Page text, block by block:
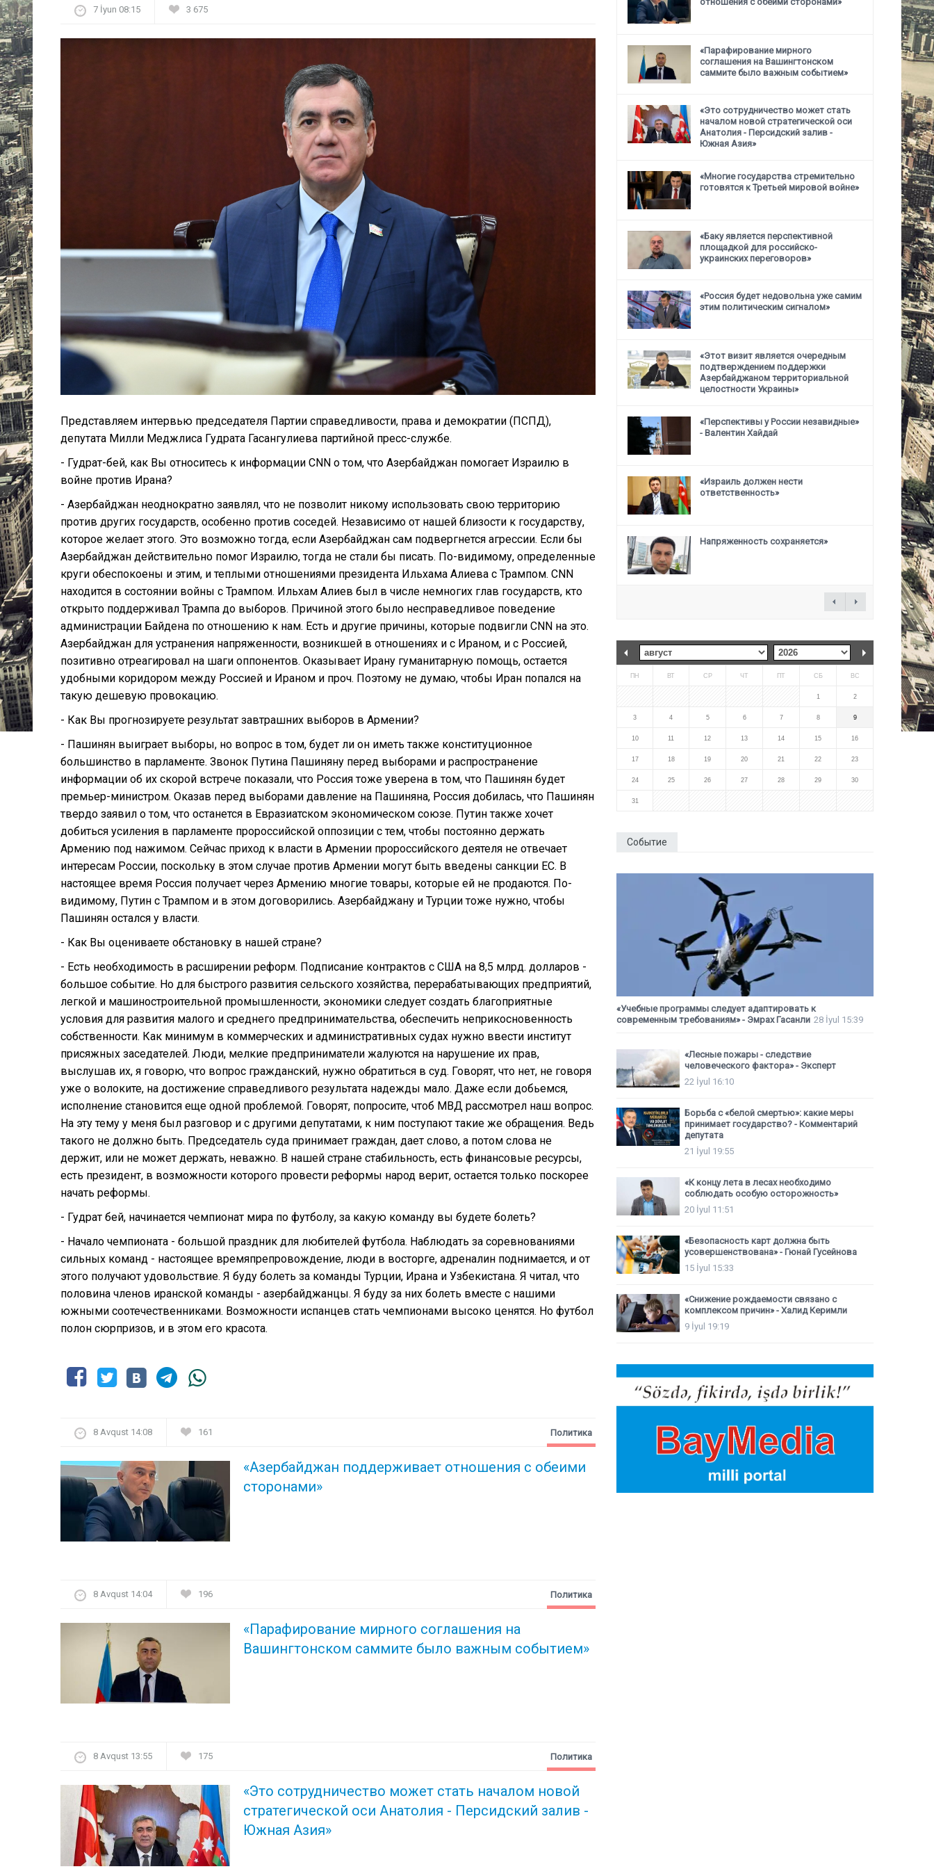
7 İyun 08:15 3 675
Представляем интервью председателя Партии справедливости, права и демократии (ПСПД),
депутата Милли Меджлиса Гудрата Гасангулиева партийной пресс-службе.
- Гудрат-бей, как Вы относитесь к информации CNN о том, что Азербайджан помогает Израилю в
войне против Ирана?
- Азербайджан неоднократно заявлял, что не позволит никому использовать свою территорию
против других государств, особенно против соседей. Независимо от нашей близости к государству,
которое желает этого. Это возможно тогда, если Азербайджан сам подвергнется агрессии. Если бы
Азербайджан действительно помог Израилю, тогда не стали бы писать. По-видимому, определенные
круги обеспокоены и этим, и теплыми отношениями президента Ильхама Алиева с Трампом. CNN
находится в состоянии войны с Трампом. Ильхам Алиев был в числе немногих глав государств, кто
открыто поддерживал Трампа до выборов. Причиной этого было несправедливое поведение
администрации Байдена по отношению к нам. Есть и другие причины, которые подвигли CNN на это.
Азербайджан для устранения напряженности, возникшей в отношениях и с Ираном, и с Россией,
позитивно отреагировал на шаги оппонентов. Оказывает Ирану гуманитарную помощь, остается
удобными коридором между Россией и Ираном и проч. Поэтому не думаю, чтобы Иран попался на
такую дешевую провокацию.
- Как Вы прогнозируете результат завтрашних выборов в Армении?
- Пашинян выиграет выборы, но вопрос в том, будет ли он иметь также конституционное
большинство в парламенте. Звонок Путина Пашиняну перед выборами и распространение
информации об их скорой встрече показали, что Россия тоже уверена в том, что Пашинян будет
премьер-министром. Оказав перед выборами давление на Пашиняна, Россия добилась, что Пашинян
твердо заявил о том, что останется в Евразиатском экономическом союзе. Путин также хочет
добиться усиления в парламенте пророссийской оппозиции с тем, чтобы постоянно держать
Армению под нажимом. Сейчас приход к власти в Армении пророссийского деятеля не отвечает
интересам России, поскольку в этом случае против Армении могут быть введены санкции ЕС. В
настоящее время Россия получает через Армению многие товары, которые ей не продаются. По-
видимому, Путин с Трампом и в этом договорились. Азербайджану и Турции тоже нужно, чтобы
Пашинян остался у власти.
- Как Вы оцениваете обстановку в нашей стране?
- Есть необходимость в расширении реформ. Подписание контрактов с США на 8,5 млрд. долларов -
большое событие. Но для быстрого развития сельского хозяйства, перерабатывающих предприятий,
легкой и машиностроительной промышленности, экономики следует создать благоприятные
условия для развития малого и среднего предпринимательства, обеспечить неприкосновенность
собственности. Как минимум в коммерческих и административных судах нужно ввести институт
присяжных заседателей. Люди, мелкие предприниматели жалуются на нарушение их прав,
выслушав их, я говорю, что вопрос гражданский, нужно обратиться в суд. Говорят, что нет, не говоря
уже о волоките, на достижение справедливого результата надежды мало. Даже если добьемся,
исполнение становится еще одной проблемой. Говорят, попросите, чтоб МВД рассмотрел наш вопрос.
На эту тему у меня был разговор и с другими депутатами, к ним поступают такие же обращения. Ведь
такого не должно быть. Председатель суда принимает граждан, дает слово, а потом слова не
держит, или не может держать, неважно. В нашей стране стабильность, есть финансовые ресурсы,
есть президент, в возможности которого провести реформы народ верит, остается только поскорее
начать реформы.
- Гудрат бей, начинается чемпионат мира по футболу, за какую команду вы будете болеть?
- Начало чемпионата - большой праздник для любителей футбола. Наблюдать за соревнованиями
сильных команд - настоящее времяпрепровождение, люди в восторге, адреналин поднимается, и от
этого получают удовольствие. Я буду болеть за команды Турции, Ирана и Узбекистана. Я читал, что
половина членов иранской команды - азербайджанцы. Я буду за них болеть вместе с нашими
южными соотечественниками. Возможности испанцев стать чемпионами высоко ценятся. Но футбол
полон сюрпризов, и в этом его красота.
8 Avqust 14:08 161
«Азербайджан поддерживает отношения с обеими
сторонами»
Политика
8 Avqust 14:04 196
«Парафирование мирного соглашения на
Вашингтонском саммите было важным событием»
Политика
8 Avqust 13:55 175
«Это сотрудничество может стать началом новой
стратегической оси Анатолия - Персидский залив -
Южная Азия»
Политика
«Парафирование мирного
соглашения на Вашингтонском
саммите было важным событием»
«Это сотрудничество может стать
началом новой стратегической оси
Анатолия - Персидский залив -
Южная Азия»
«Многие государства стремительно
готовятся к Третьей мировой войне»
«Баку является перспективной
площадкой для российско-
украинских переговоров»
«Россия будет недовольна уже самим
этим политическим сигналом»
«Этот визит является очередным
подтверждением поддержки
Азербайджаном территориальной
целостности Украины»
«Перспективы у России незавидные»
- Валентин Хайдай
«Израиль должен нести
ответственность»
Напряженность сохраняется»
ПН ВТ СР ЧТ ПТ СБ ВС
1 2
3 4 5 6 7 8 9
10 11 12 13 14 15 16
17 18 19 20 21 22 23
24 25 26 27 28 29 30
31
Событие
«Учебные программы следует адаптировать к
современным требованиям» - Эмрах Гасанли 28 İyul 15:39
«Лесные пожары - следствие
человеческого фактора» - Эксперт
22 İyul 16:10
Борьба с «белой смертью»: какие меры
принимает государство? - Комментарий
депутата
21 İyul 19:55
«К концу лета в лесах необходимо
соблюдать особую осторожность»
20 İyul 11:51
«Безопасность карт должна быть
усовершенствована» - Гюнай Гусейнова
15 İyul 15:33
«Снижение рождаемости связано с
комплексом причин» - Халид Керимли
9 İyul 19:19